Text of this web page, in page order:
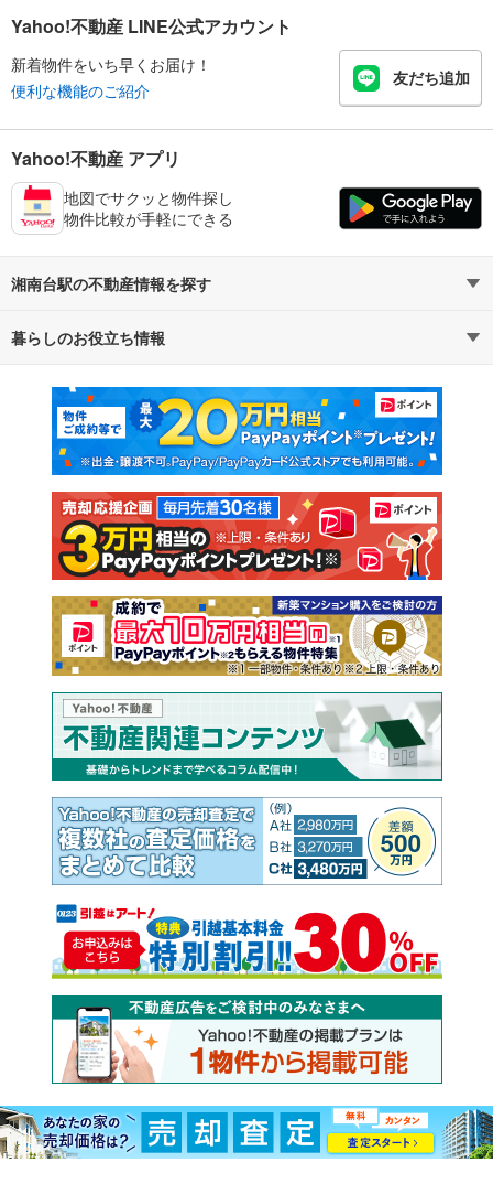
Yahoo!不動産 LINE公式アカウント
新着物件をいち早くお届け！
便利な機能のご紹介
友だち追加
Yahoo!不動産 アプリ
地図でサクッと物件探し
物件比較が手軽にできる
湘南台駅の不動産情報を探す
不動産・住宅
新築マンション 中古マンション
新築一戸建て 中古一戸建て
注文住宅 土地
売却査定
暮らしのお役立ち情報
マンションカタログ 教えて！住まいの先生